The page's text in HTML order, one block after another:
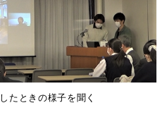
たときの様子を聞く